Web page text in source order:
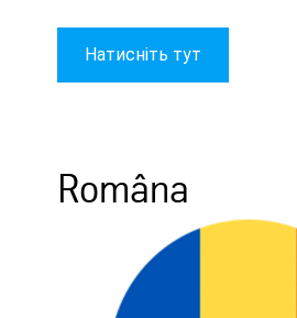
Натисніть тут
Româna